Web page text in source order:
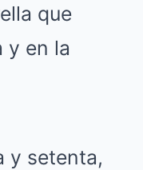
que
y en la
y setenta,